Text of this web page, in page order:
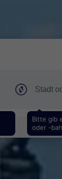
Bitte gib
oder -